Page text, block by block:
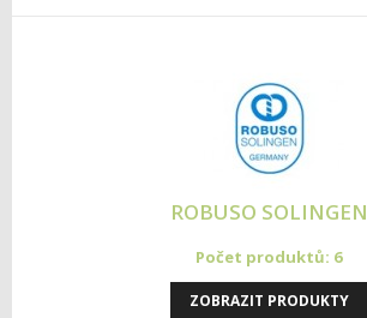
ROBUSO SOLINGEN
Počet produktů: 6
ZOBRAZIT PRODUKTY